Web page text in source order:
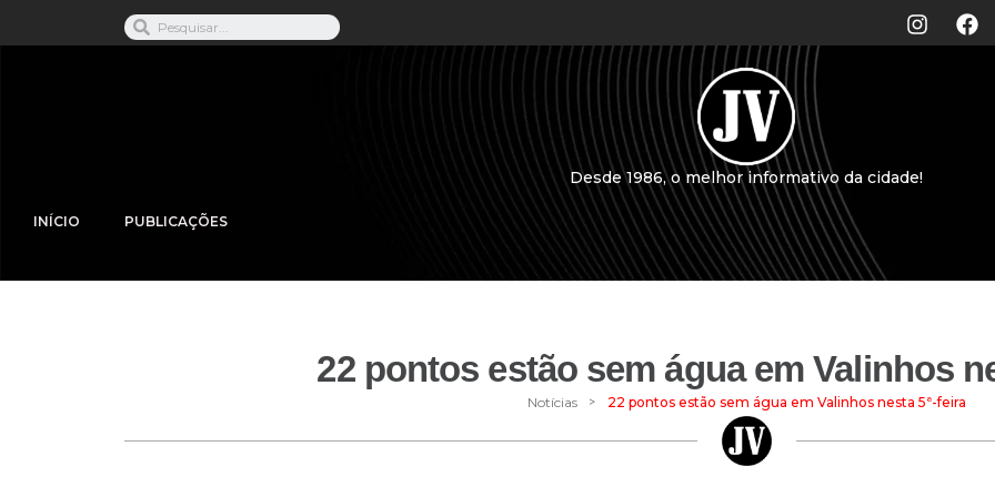
Desde 1986, o melhor informativo da cidade!
INÍCIO PUBLICAÇÕES
22 pontos estão sem água em Valinhos
Notícias > 22 pontos estão sem água em Valinhos nesta 5ª-feira